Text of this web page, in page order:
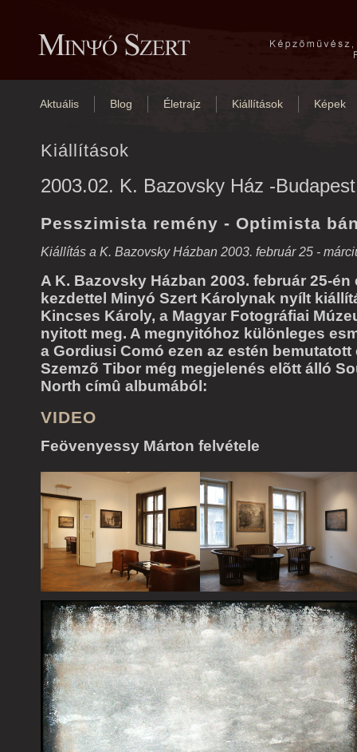
Aktuális Blog Életrajz Kiállítások Képek
Kiállítások
2003.02. K. Bazovsky Ház -Budapest
Pesszimista remény - Optimista
Kiállítás a K. Bazovsky Házban 2003. február 25 -
A K. Bazovsky Házban 2003. február 25-én
kezdettel Minyó Szert Károlynak nyílt
Kincses Károly, a Magyar Fotográfiai
nyitott meg. A megnyitóhoz különleges
a Gordiusi Comó ezen az estén bemutatott
Szemzõ Tibor még megjelenés elõtt álló
North címû albumából:
VIDEO
Feövenyessy Márton felvétele